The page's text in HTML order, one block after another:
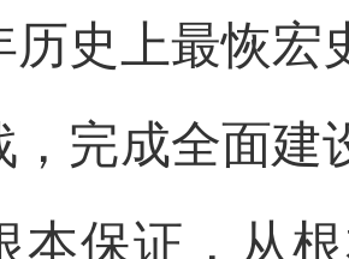
历史上最恢宏
，完成全面建
本保证，从